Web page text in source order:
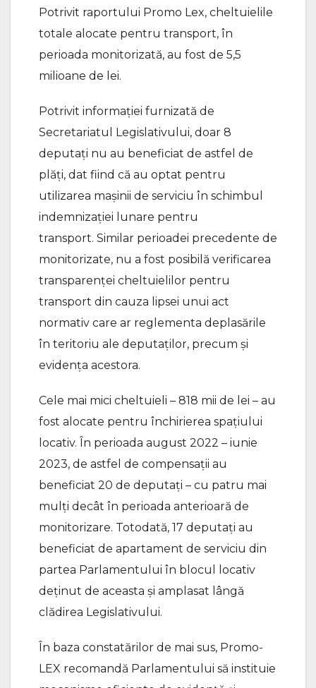
Potrivit raportului Promo Lex, cheltuielile
totale alocate pentru transport, în
perioada monitorizată, au fost de 5,5
milioane de lei.
Potrivit informației furnizată de
Secretariatul Legislativului, doar 8
deputați nu au beneficiat de astfel de
plăți, dat fiind că au optat pentru
utilizarea mașinii de serviciu în schimbul
indemnizației lunare pentru
transport. Similar perioadei precedente de
monitorizate, nu a fost posibilă verificarea
transparenței cheltuielilor pentru
transport din cauza lipsei unui act
normativ care ar reglementa deplasările
în teritoriu ale deputaților, precum și
evidența acestora.
Cele mai mici cheltuieli – 818 mii de lei – au
fost alocate pentru închirierea spațiului
locativ. În perioada august 2022 – iunie
2023, de astfel de compensații au
beneficiat 20 de deputați – cu patru mai
mulți decât în perioada anterioară de
monitorizare. Totodată, 17 deputați au
beneficiat de apartament de serviciu din
partea Parlamentului în blocul locativ
deținut de aceasta și amplasat lângă
clădirea Legislativului.
În baza constatărilor de mai sus, Promo-
LEX recomandă Parlamentului să instituie